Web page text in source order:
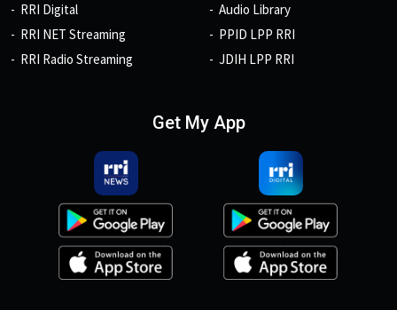
RRI Digital
RRI NET Streaming
RRI Radio Streaming
Audio Library
PPID LPP RRI
JDIH LPP RRI
Get My App